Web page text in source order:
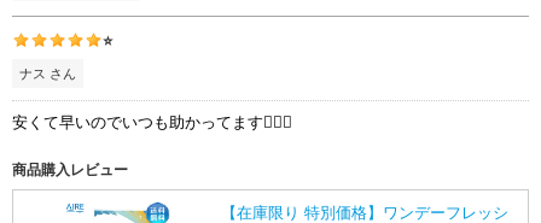
⭐️
ナス さん
安くて早いのでいつも助かってます👍🏻🎵
商品購入レビュー
【在庫限り 特別価格】ワンデーフレッシ